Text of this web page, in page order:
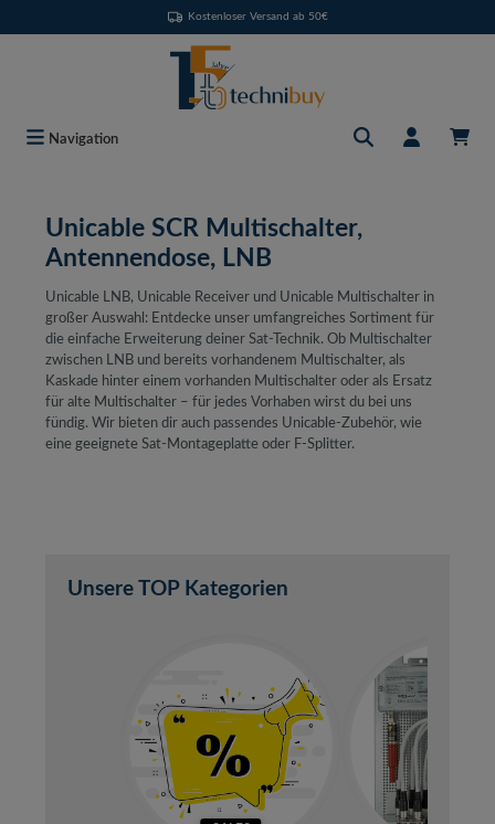
Kostenloser Versand ab 50€
Navigation
Unicable SCR Multischalter,
Antennendose, LNB
Unicable LNB, Unicable Receiver und Unicable Multischalter in
großer Auswahl: Entdecke unser umfangreiches Sortiment für
die einfache Erweiterung deiner Sat-Technik. Ob Multischalter
zwischen LNB und bereits vorhandenem Multischalter, als
Kaskade hinter einem vorhanden Multischalter oder als Ersatz
für alte Multischalter – für jedes Vorhaben wirst du bei uns
fündig. Wir bieten dir auch passendes Unicable-Zubehör, wie
eine geeignete Sat-Montageplatte oder F-Splitter.
Unsere TOP Kategorien